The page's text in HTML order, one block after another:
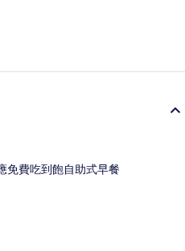
免費吃到飽自助式早餐